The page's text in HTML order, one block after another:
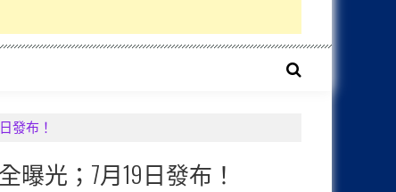
發布！
曝光；7月19日發布！